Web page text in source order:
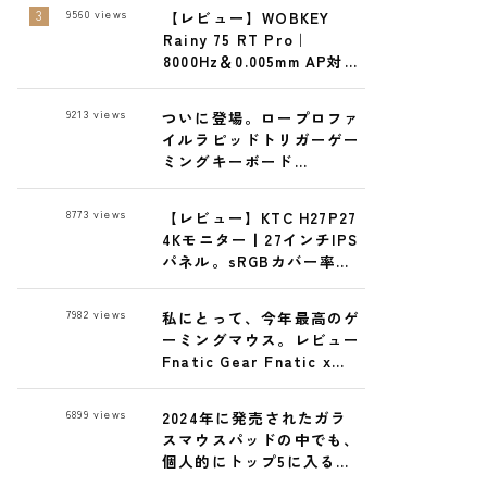
【レビュー】WOBKEY
Rainy 75 RT Pro｜
8000Hz＆0.005mm AP対応
9560 views
ついに登場。ロープロファ
イルラピッドトリガーゲー
ミングキーボード
9213 views
【レビュー】KTC H27P27
4Kモニター丨27インチIPS
パネル。sRGBカバー率実
8773 views
私にとって、今年最高のゲ
ーミングマウス。レビュー
Fnatic Gear Fnatic x
7982 views
2024年に発売されたガラ
スマウスパッドの中でも、
個人的にトップ5に入る逸
6899 views